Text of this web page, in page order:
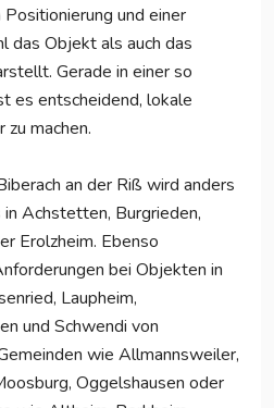
und einer
das Objekt als auch das
Gerade in einer so
es entscheidend, lokale
machen.
an der Riß wird anders
Achstetten, Burgrieden,
Erolzheim. Ebenso
bei Objekten in
Laupheim,
und Schwendi von
wie Allmannsweiler,
Oggelshausen oder